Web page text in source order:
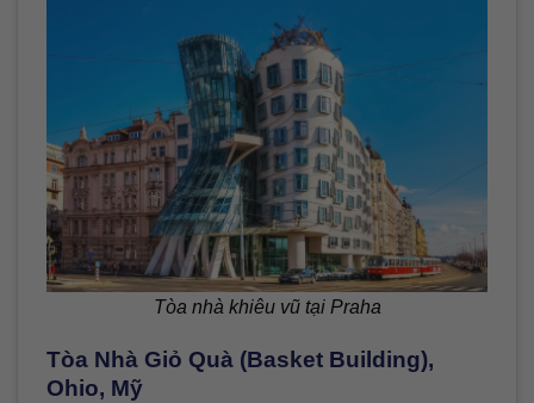
Tòa nhà khiêu vũ tại Praha
Tòa Nhà Giỏ Quà (Basket Building),
Ohio, Mỹ